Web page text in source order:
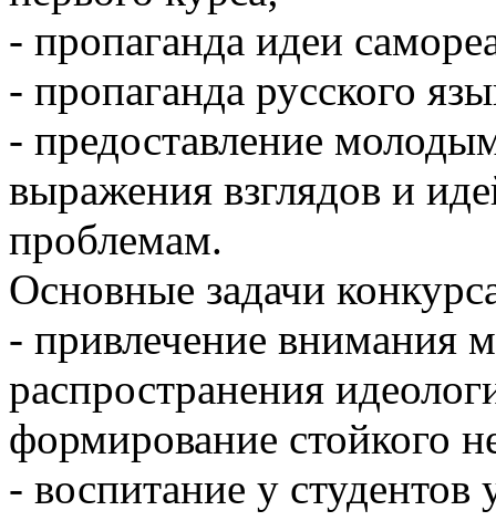
- пропаганда идеи
- пропаганда русского
- предоставление
выражения взглядов и
проблемам.
Основные задачи
- привлечение внимания
распространения
формирование стойкого
- воспитание у